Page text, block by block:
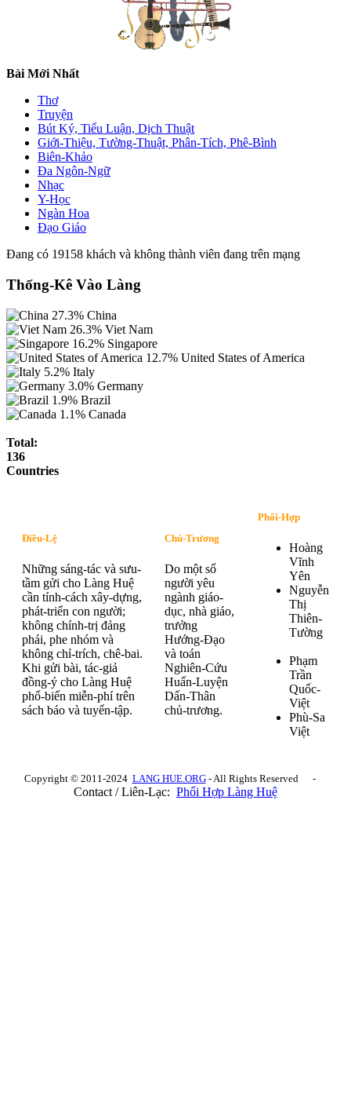
Bài Mới Nhất
Thơ
Truyện
Bút Ký, Tiểu Luận, Dịch Thuật
Giới-Thiệu, Tường-Thuật, Phân-Tích, Phê-Bình
Biên-Khảo
Đa Ngôn-Ngữ
Nhạc
Y-Học
Ngàn Hoa
Đạo Giáo
Đang có 19158 khách và không thành viên đang trên mạng
Thống-Kê Vào Làng
27.3% China
26.3% Viet Nam
16.2% Singapore
12.7% United States of America
5.2% Italy
3.0% Germany
1.9% Brazil
1.1% Canada
Total:
136
Countries
Điều-Lệ
Những sáng-tác và sưu-
tầm gửi cho Làng Huệ
cần tính-cách xây-dựng,
phát-triển con người;
không chính-trị đảng
phái, phe nhóm và
không chỉ-trích, chê-bai.
Khi gửi bài, tác-giả
đồng-ý cho Làng Huệ
phổ-biến miễn-phí trên
sách báo và tuyển-tập.
Chủ-Trương
Do một số
người yêu
ngành giáo-
dục, nhà giáo,
trưởng
Hướng-Đạo
và toán
Nghiên-Cứu
Huấn-Luyện
Dấn-Thân
chủ-trương.
Phối-Hợp
Hoàng
Vĩnh
Yên
Nguyễn
Thị
Thiên-
Tường
Phạm
Trần
Quốc-
Việt
Phù-Sa
Việt
Copyright © 2011-2024 LANG HUE.ORG- All Rights Reserved -
Contact / Liên-Lạc: Phối Hợp Làng Huệ